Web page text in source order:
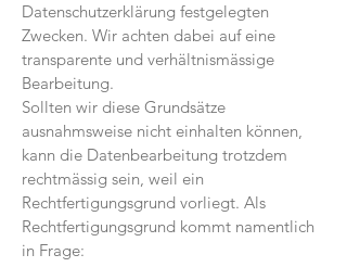
Datenschutzerklärung festgelegten
Zwecken. Wir achten dabei auf eine
transparente und verhältnismässige
Bearbeitung.
Sollten wir diese Grundsätze
ausnahmsweise nicht einhalten können,
kann die Datenbearbeitung trotzdem
rechtmässig sein, weil ein
Rechtfertigungsgrund vorliegt. Als
Rechtfertigungsgrund kommt namentlich
in Frage: